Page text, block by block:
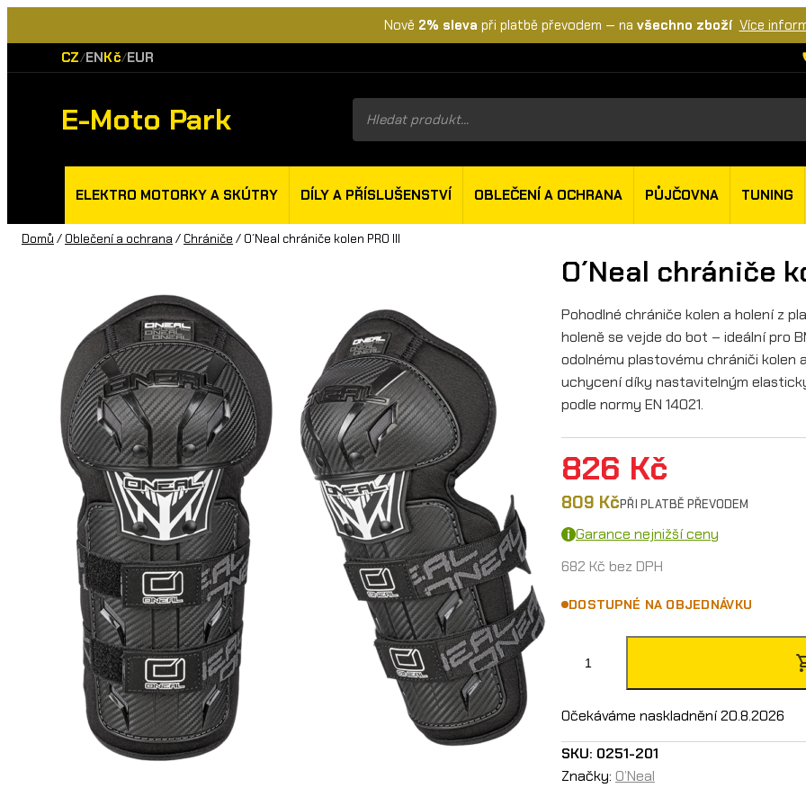
Nově 2% sleva při platbě převodem — na všechno zboží Více
CZ/ENKč/EUR
E-Moto Park
Products
search
ELEKTRO MOTORKY A SKÚTRY DÍLY A PŘÍSLUŠENSTVÍ OBLEČENÍ A OCHRANA PŮJČOVNA TUNING
Domů / Oblečení a ochrana / Chrániče / O´Neal chrániče kolen PRO III
O´Neal chrániče
Pohodlné chrániče kolen a holení z
holeně se vejde do bot – ideální pro
odolnému plastovému chrániči kolen
uchycení díky nastavitelným
podle normy EN 14021.
826 Kč
809 KčPŘI PLATBĚ PŘEVODEM
Garance nejnižší ceny
682 Kč bez DPH
DOSTUPNÉ NA OBJEDNÁVKU
N
e
a
Očekáváme naskladnění 20.8.2026
SKU: 0251-201
Značky: O’Neal